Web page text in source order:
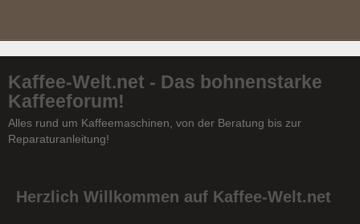
Kaffee-Welt.net - Das bohnenstarke
Kaffeeforum!
Alles rund um Kaffeemaschinen, von der Beratung bis zur
Reparaturanleitung!
Herzlich Willkommen auf Kaffee-Welt.net